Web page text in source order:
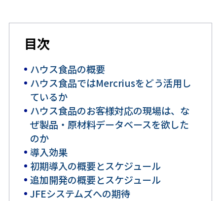
目次
ハウス食品の概要
ハウス食品ではMercriusをどう活用し
ているか
ハウス食品のお客様対応の現場は、な
ぜ製品・原材料データベースを欲した
のか
導入効果
初期導入の概要とスケジュール
追加開発の概要とスケジュール
JFEシステムズへの期待